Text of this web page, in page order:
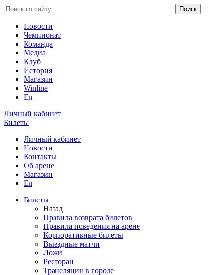
Новости
Чемпионат
Команда
Медиа
Клуб
История
Магазин
Winline
En
Личный кабинет
Билеты
Личный кабинет
Новости
Контакты
Об арене
Магазин
En
Билеты
Назад
Правила возврата билетов
Правила поведения на арене
Корпоративные билеты
Выездные матчи
Ложи
Ресторан
Трансляции в городе